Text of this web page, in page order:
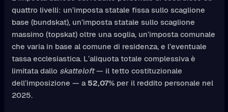
quattro livelli: un’imposta statale fissa sullo scaglione
base (bundskat), un’imposta statale sullo scaglione
massimo (topskat) oltre una soglia, un’imposta comunale
che varia in base al comune di residenza, e l’eventuale
tassa ecclesiastica. L’aliquota totale complessiva è
limitata dallo skatteloft— il tetto costituzionale
dell’imposizione — a 52,07%per il reddito personale nel
2025.